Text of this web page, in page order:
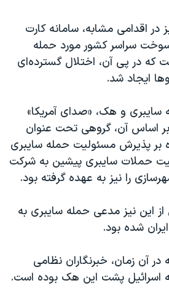
آبان‌ماه ۱۴۰۰ نیز در اقدامی مشابه، سامانه کارت
سراسر کشور مورد حمله
که در پی آن، اختلال گسترده‌ای
ایجاد شد.
و هک، «صدای آمریکا»
بر اساس آن، گروهی تحت عنوان
بر پذیرش مسئولیت حمله سایبری
حملات سایبری پیشین به شرکت
را نیز به عهده گرفته بود.
این نیز مدعی حمله سایبری به
شده بود.
در آن زمان، خبرنگاران نظامی
که اسرائیل پشت این هک بوده است.